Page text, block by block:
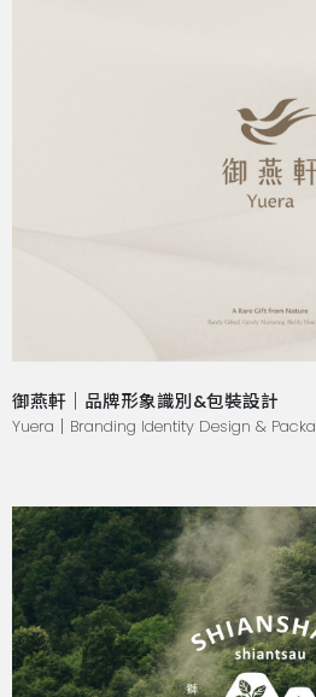
御燕軒｜品牌形象識別&包裝設計
Yuera｜Branding Identity Design &